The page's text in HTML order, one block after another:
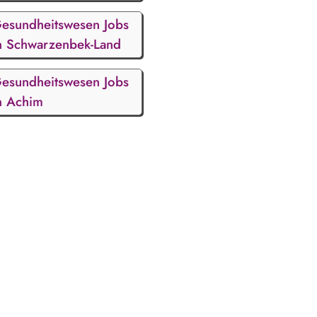
Jobs
Schwarzenbek-Land
Jobs
Achim